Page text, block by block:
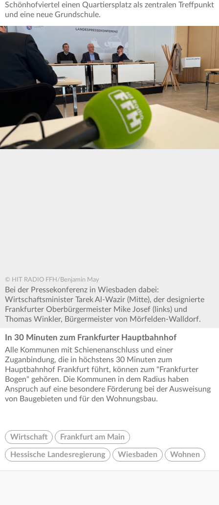
Schönhofviertel einen Quartiersplatz als zentralen Treffpunkt
und eine neue Grundschule.
© HIT RADIO FFH/Benjamin May
Bei der Pressekonferenz in Wiesbaden dabei:
Wirtschaftsminister Tarek Al-Wazir (Mitte), der designierte
Frankfurter Oberbürgermeister Mike Josef (links) und
Thomas Winkler, Bürgermeister von Mörfelden-Walldorf.
In 30 Minuten zum Frankfurter Hauptbahnhof
Alle Kommunen mit Schienenanschluss und einer
Zuganbindung, die in höchstens 30 Minuten zum
Hauptbahnhof Frankfurt führt, können zum "Frankfurter
Bogen" gehören. Die Kommunen in dem Radius haben
Anspruch auf eine besondere Förderung bei der Ausweisung
von Baugebieten und für den Wohnungsbau.
Wirtschaft Frankfurt am Main
Hessische Landesregierung Wiesbaden Wohnen